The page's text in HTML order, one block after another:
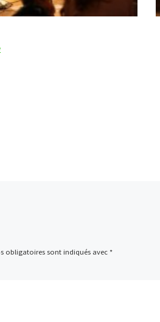
obligatoires sont indiqués avec *